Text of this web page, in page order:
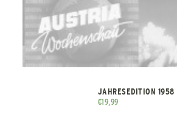
JAHRESEDITION 1958
€19,99